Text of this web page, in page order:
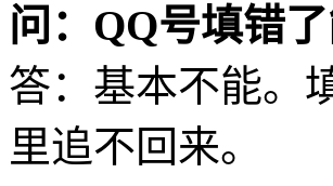
问：QQ号填错
答：基本不能。
里追不回来。